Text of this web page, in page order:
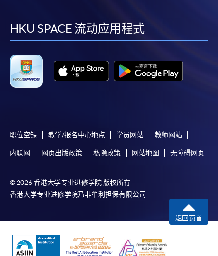
facebook
youtube
linkedin
HKU SPACE 流动应用程式
职位空缺 教学/报名中心地点 学员网站 教师网站
内联网 网页出版政策 私隐政策 网站地图 无障碍网页
© 2026 香港大学专业进修学院 版权所有
香港大学专业进修学院乃非牟利担保有限公司
返回页首